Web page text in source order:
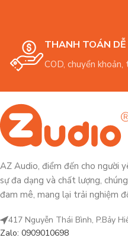
THANH TOÁN
COD, chuyển
AZ Audio, điểm đến cho người
sự đa dạng và chất lượng,
đam mê, mang lại trải nghiệm
417 Nguyễn Thái Bình, P.Bảy
Zalo: 0909010698